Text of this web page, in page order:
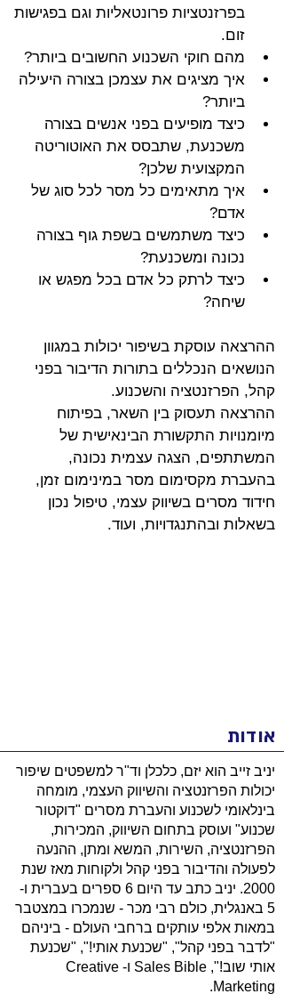
בפרזנטציות פרונטאליות וגם בפגישות
זום.
מהם חוקי השכנוע החשובים ביותר?
איך מציגים את עצמכן בצורה היעילה
ביותר?
כיצד מופיעים בפני אנשים בצורה
משכנעת, שתבסס את האוטוריטה
המקצועית שלכן?
איך מתאימים כל מסר לכל סוג של
אדם?
כיצד משתמשים בשפת גוף בצורה
נכונה ומשכנעת?
כיצד לרתק כל אדם בכל מפגש או
שיחה?
ההרצאה עוסקת בשיפור יכולות במגוון
הנושאים הנכללים בתורות הדיבור בפני
קהל, הפרזנטציה והשכנוע.
ההרצאה תעסוק בין השאר, בפיתוח
מיומנויות התקשורת הבינאישית של
המשתתפים, הצגה עצמית נכונה,
בהעברת מקסימום מסר במינימום זמן,
חידוד מסרים בשיווק עצמי, טיפול נכון
בשאלות ובהתנגדויות, ועוד.
אודות
יניב זייב הוא יזם, כלכלן וד"ר למשפטים שיפור
יכולות הפרזנטציה והשיווק העצמי, מומחה
בינלאומי לשכנוע והעברת מסרים "דוקטור
שכנוע" ועוסק בתחום השיווק, המכירות,
הפרזנטציה, השירות, המשא ומתן, ההנעה
לפעולה והדיבור בפני קהל ולקוחות מאז שנת
2000. יניב כתב עד היום 6 ספרים בעברית ו-
5 באנגלית, כולם רבי מכר - שנמכרו במצטבר
במאות אלפי עותקים ברחבי העולם - ביניהם
"לדבר בפני קהל", "שכנעת אותי!", "שכנעת
אותי שוב!", Sales Bible ו- Creative
Marketing.